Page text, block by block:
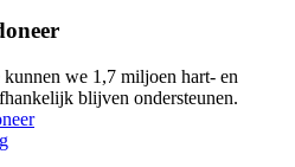
we 1,7 miljoen hart- en
blijven ondersteunen.